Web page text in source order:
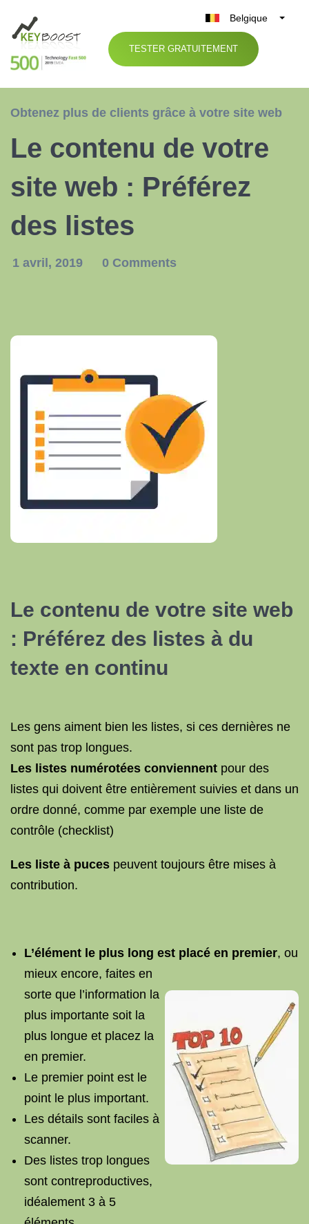
Belgique
België
Nederland
España
TESTER GRATUITEMENT
Obtenez plus de clients grâce à votre site web
Le contenu de votre
site web : Préférez
des listes
1 avril, 2019 0 Comments
Le contenu de votre site web
: Préférez des listes à du
texte en continu
Les gens aiment bien les listes, si ces dernières ne
sont pas trop longues.
Les listes numérotées conviennent pour des
listes qui doivent être entièrement suivies et dans un
ordre donné, comme par exemple une liste de
contrôle (checklist)
Les liste à puces peuvent toujours être mises à
contribution.
L’élément le plus long est placé en premier, ou
mieux encore, faites en
sorte que l’information la
plus importante soit la
plus longue et placez la
en premier.
Le premier point est le
point le plus important.
Les détails sont faciles à
scanner.
Des listes trop longues
sont contreproductives,
idéalement 3 à 5